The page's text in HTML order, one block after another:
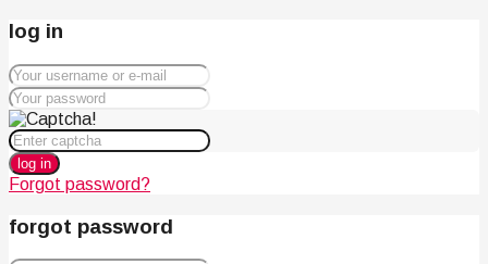
log in
log in
Forgot password?
forgot password